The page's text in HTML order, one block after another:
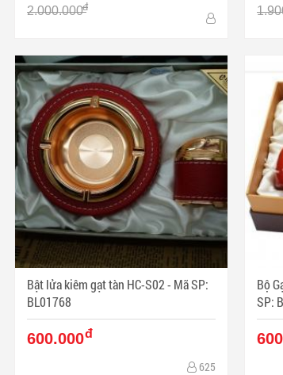
2.000.000đ
Bật lửa kiêm gạt tàn HC-S02 - Mã SP:
BL01768
600.000đ
625
Bộ
SP: